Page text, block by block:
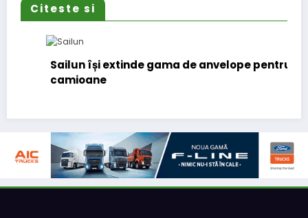
Citeste si
gama de anvelope pentru
Lars